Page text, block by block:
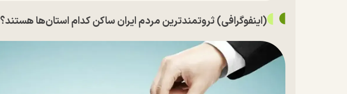
(اینفوگرافی) ثروتمندترین مردم ایران ساکن کدام استان‌ها هستند؟